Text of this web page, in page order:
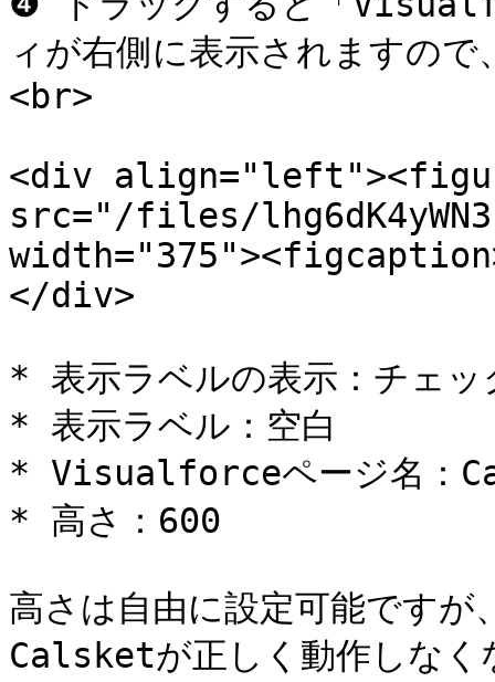
ィが右側に表示されますの
<br>
<div
src="/files/
</div>
* 表示ラベルの表示：チェッ
* 表示ラベル：空白
* Visualforceページ名：
* 高さ：600
高さは自由に設定可能です
Calsketが正しく動作しなく